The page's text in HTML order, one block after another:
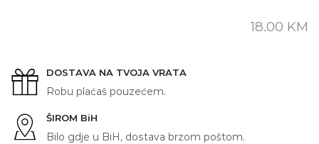
18.00 KM
DOSTAVA NA TVOJA VRATA
Robu plaćaš pouzećem.
ŠIROM BiH
Bilo gdje u BiH, dostava brzom poštom.